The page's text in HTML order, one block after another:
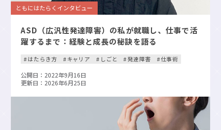
ともにはたらくインタビュー
ASD（広汎性発達障害）の私が就職し、仕事で活
躍するまで：経験と成長の秘訣を語る
はたらき方 キャリア しごと 発達障害 仕事術
公開日：2022年9月16日
更新日：2026年6月25日